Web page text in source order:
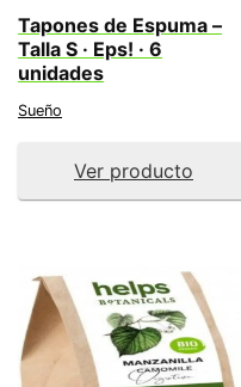
Tapones de Espuma –
Talla S · Eps! · 6
unidades
Sueño
Ver producto